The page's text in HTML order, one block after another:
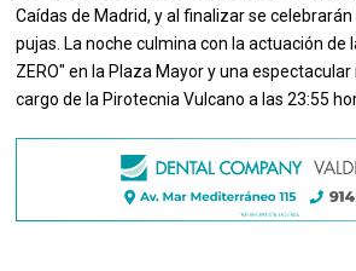
Caídas de Madrid, y al finalizar se
pujas. La noche culmina con la actuación de
ZERO" en la Plaza Mayor y una
cargo de la Pirotecnia Vulcano a las 23:55